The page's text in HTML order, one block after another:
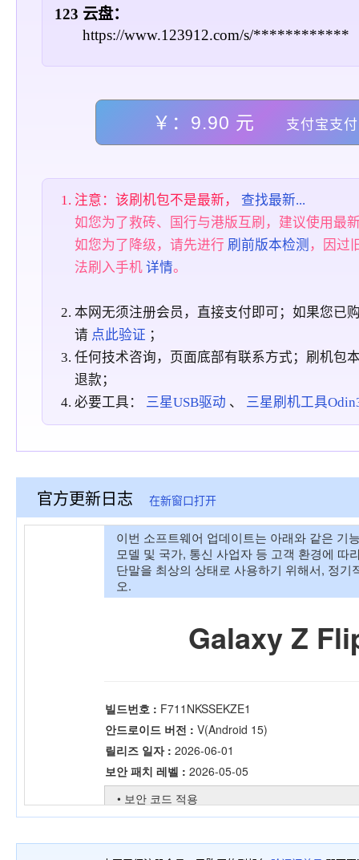
123 云盘：
https://www.123912.com/s/************
￥：9.90 元 支付宝支付
注意：该刷机包不是最新， 查找最新...
如您为了救砖、国行与港版互刷，建议使用最
如您为了降级，请先进行 刷前版本检测 ，因过
法刷入手机详情。
本网无须注册会员，直接支付即可；如果您已
请 点此验证 ；
任何技术咨询，页面底部有联系方式；刷机包
退款；
必要工具： 三星USB驱动 、 三星刷机工具
官方更新日志 在新窗口打开